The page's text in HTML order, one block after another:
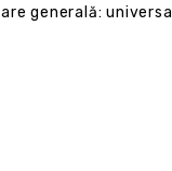
generală: